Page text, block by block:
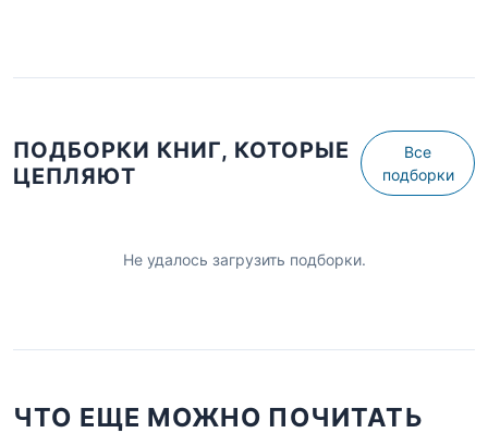
ПОДБОРКИ КНИГ, КОТОРЫЕ
ЦЕПЛЯЮТ
Все
подборки
Не удалось загрузить подборки.
ЧТО ЕЩЕ МОЖНО ПОЧИТАТЬ